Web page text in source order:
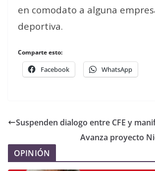
en comodato a alguna
deportiva.
Comparte esto:
Facebook WhatsApp
Suspenden dialogo entre CFE y
Avanza proyecto
OPINIÓN